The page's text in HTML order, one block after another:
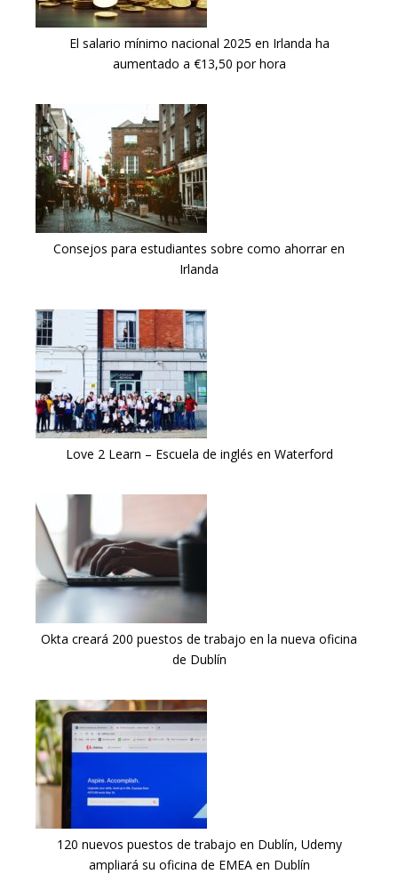
El salario mínimo nacional 2025 en Irlanda ha
aumentado a €13,50 por hora
Consejos para estudiantes sobre como ahorrar en
Irlanda
Love 2 Learn – Escuela de inglés en Waterford
Okta creará 200 puestos de trabajo en la nueva oficina
de Dublín
120 nuevos puestos de trabajo en Dublín, Udemy
ampliará su oficina de EMEA en Dublín